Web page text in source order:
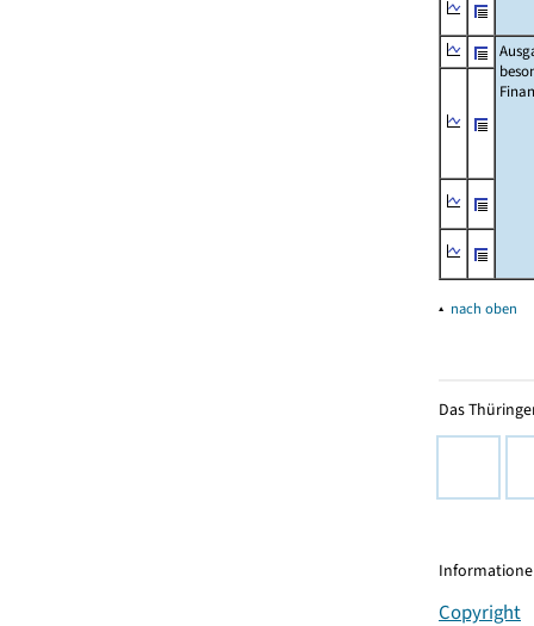
▴ nach oben
Das
Copyright